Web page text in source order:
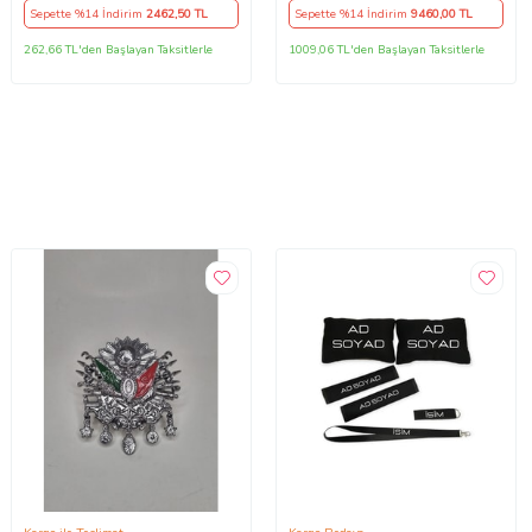
Sepette %14 İndirim2462,50 TL
262,66 TL'den Başlayan Taksitlerle
Sepette %14 İndirim9460,00 TL
1009,06 TL'den Başlayan Taksitlerle